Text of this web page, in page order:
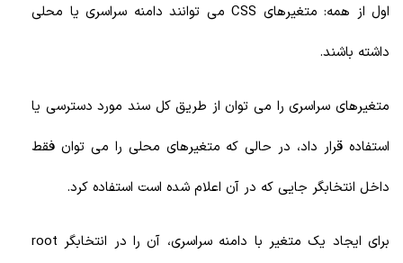
اول از همه: متغیرهای CSS می توانند دامنه سراسری یا محلی
داشته باشند.
متغیرهای سراسری را می توان از طریق کل سند مورد دسترسی یا
استفاده قرار داد، در حالی که متغیرهای محلی را می توان فقط
داخل انتخابگر جایی که در آن اعلام شده است استفاده کرد.
برای ایجاد یک متغیر با دامنه سراسری، آن را در انتخابگر root